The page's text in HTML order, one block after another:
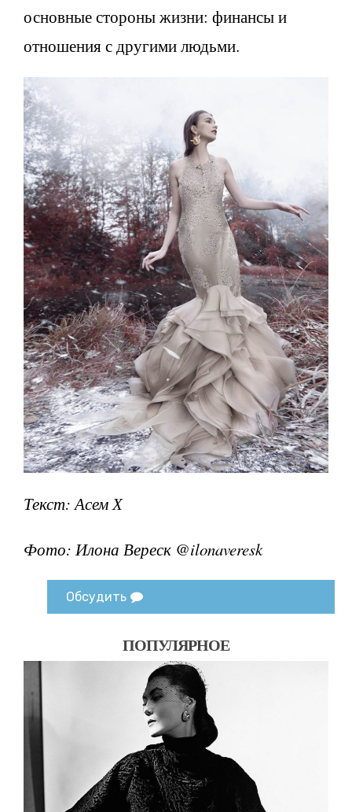
основные стороны жизни: финансы и
отношения с другими людьми.
Текст: Асем Х
Фото: Илона Вереск @ilonaveresk
Обсудить
ПОПУЛЯРНОЕ